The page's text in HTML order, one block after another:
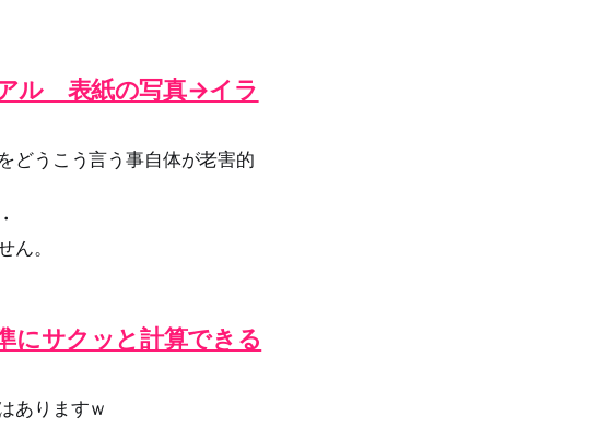
アル 表紙の写真→イラ
どうこう言う事自体が老害的
ん。
にサクッと計算できる
ありますｗ